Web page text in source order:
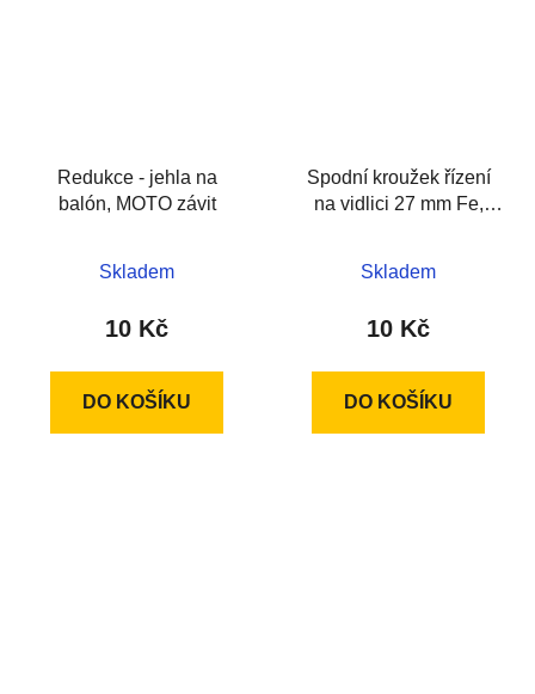
Redukce - jehla na
balón, MOTO závit
Skladem
10 Kč
DO KOŠÍKU
Spodní kroužek řízení
na vidlici 27 mm Fe,
Skladem
10 Kč
DO KOŠÍKU